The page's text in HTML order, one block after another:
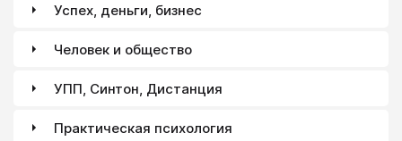
Успех, деньги, бизнес
Человек и общество
УПП, Синтон, Дистанция
Практическая психология